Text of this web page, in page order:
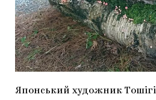
ДОСЛІДНИЦЬКА
CARPATHIAN CULT
Японський художник